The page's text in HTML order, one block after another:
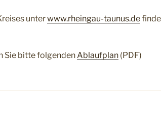
unterwww.rheingau-taunus.de
Sie bitte folgendenAblaufplan (PDF)